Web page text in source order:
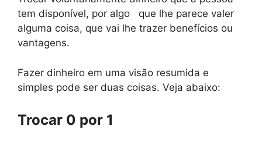
tem disponível, por algo que lhe parece valer
alguma coisa, que vai lhe trazer benefícios ou
vantagens.
Fazer dinheiro em uma visão resumida e
simples pode ser duas coisas. Veja abaixo:
Trocar 0 por 1